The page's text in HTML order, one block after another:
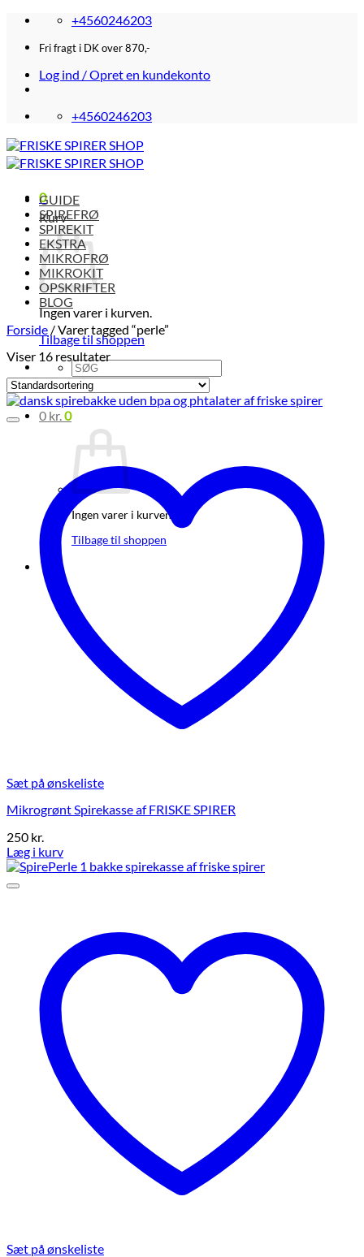
Fortsæt
indhold
+4560246203
Fri fragt i DK over 870,-
Log ind / Opret en kundekonto
+4560246203
0
Kurv
Ingen varer i kurven.
Tilbage til shoppen
Søg
efter:
0 kr.0
Ingen varer i kurven.
Tilbage til shoppen
GUIDE
SPIREFRØ
SPIREKIT
EKSTRA
MIKROFRØ
MIKROKIT
OPSKRIFTER
BLOG
Forside /Varer tagged “perle”
Viser 16 resultater
Sæt på ønskeliste
Mikrogrønt Spirekasse af FRISKE SPIRER
250 kr.
Læg i kurv
Sæt på ønskeliste